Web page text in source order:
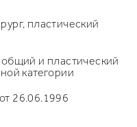
пластический
и пластический
категории
26.06.1996